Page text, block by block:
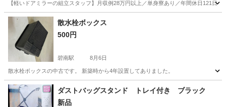
【軽いドアミラーの組立スタッフ】月収例28万円以上／単身寮あり／年間休日121
静岡 藤枝市 その他
散水栓ボックス
500円
碧南駅 8月6日
散水栓ボックスの中古です。 新築時から4年設置してありました。
愛知 碧南市 碧南駅 その他 ボックス
ダストバッグスタンド トレイ付き ブラック
新品